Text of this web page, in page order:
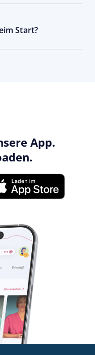
Start?
App.